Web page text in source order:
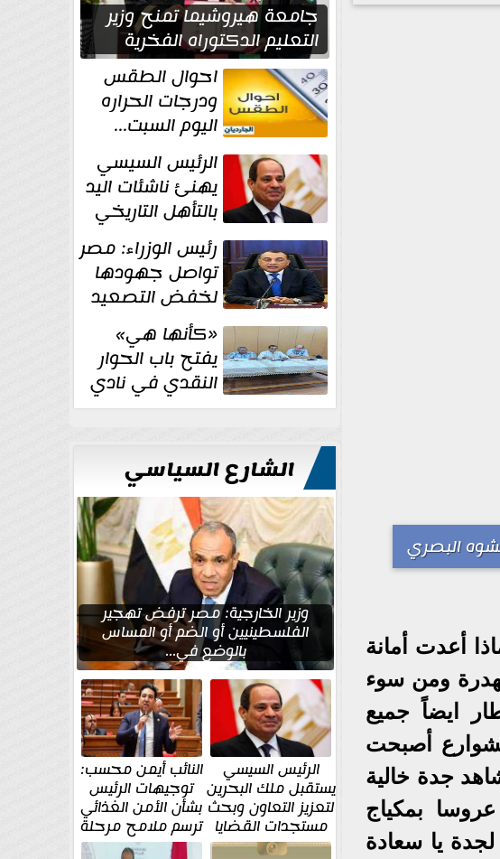
البصري
أعدت أمانة
ومن سوء
ايضاً جميع
أصبحت
جدة خالية
بمكياج
يا سعادة
جامعة هيروشيما تمنح وزير
التعليم الدكتوراه الفخرية
تقديرا لما حققهاحوال الطقس
ودرجات الحراره
اليوم السبت...
العظمى في
القاهره 36 درجة الرئيس السيسي
يهنئ ناشئات اليد
بالتأهل التاريخي
إلى نصف نهائي
كأس العالم رئيس الوزراء: مصر
تواصل جهودها
لخفض التصعيد
والحفاظ على
الاستقرار الإقليمي«كأنها هي»
يفتح باب الحوار
النقدي في نادي
أدب مصر الجديدة
الشارع السياسي
وزير الخارجية: مصر ترفض تهجير
الفلسطينيين أو الضم أو المساس
بالوضع في...
الرئيس السيسي
يستقبل ملك البحرين
لتعزيز التعاون وبحث
مستجدات القضايا
الإقليمية والدولية
النائب أيمن محسب:
توجيهات الرئيس
بشأن الأمن الغذائي
ترسم ملامح مرحلة
جديدة